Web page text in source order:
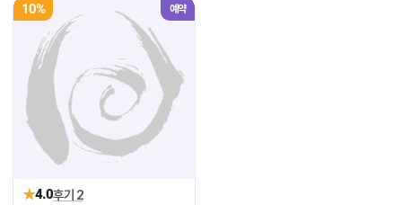
10% 예약
★4.0후기 2